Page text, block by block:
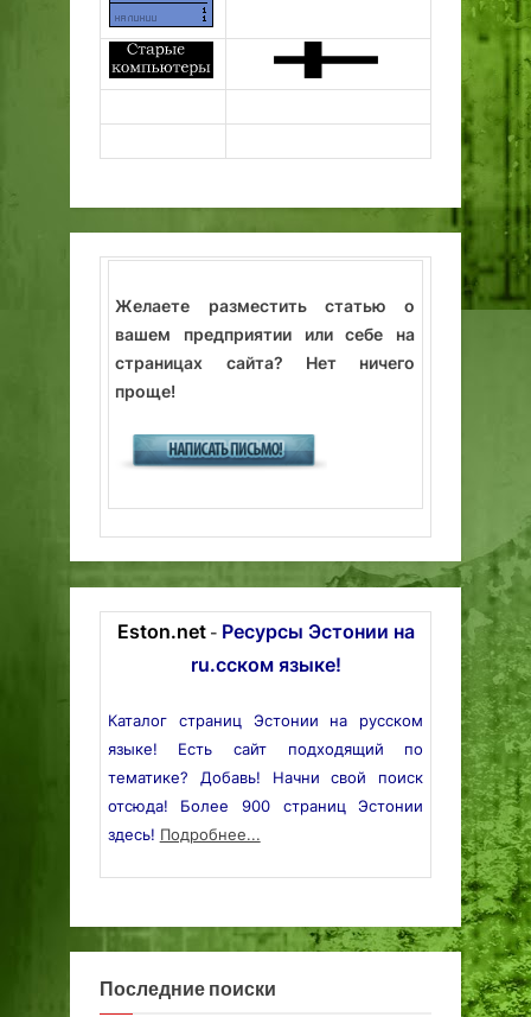
Желаете разместить статью о
вашем предприятии или себе на
страницах сайта? Нет ничего
проще!
Eston.net- Ресурсы Эстонии на
ru.сском языке!
Каталог страниц Эстонии на русском
языке! Есть сайт подходящий по
тематике? Добавь! Начни свой поиск
отсюда! Более 900 страниц Эстонии
здесь! Подробнее...
Последние поиски